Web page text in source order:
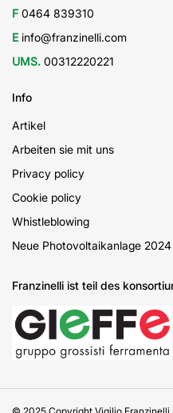
F 0464 839310
E info@franzinelli.com
UMS. 00312220221
Info
Artikel
Arbeiten sie mit uns
Privacy policy
Cookie policy
Whistleblowing
Neue Photovoltaikanlage 2024
Franzinelli ist teil des